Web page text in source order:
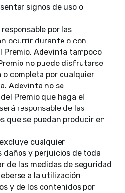
signos de uso o
por las
ocurrir durante o con
Adevinta tampoco
no puede disfrutarse
completa por cualquier
Adevinta no se
Premio que haga el
responsable de las
que se puedan producir en
cualquier
daños y perjuicios de toda
de las medidas de seguridad
a la utilización
y de los contenidos por